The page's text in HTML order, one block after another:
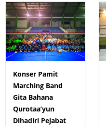
Konser Pamit
Marching Band
Gita Bahana
Qurotaa’yun
Dihadiri Pejabat